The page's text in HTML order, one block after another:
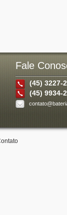
Fale
(45) 3227-
(45) 9934-